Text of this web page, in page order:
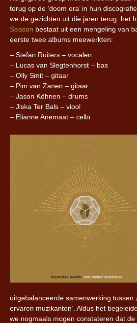
terug op de ‘doom era’ in hun
we de gezichten uit die jaren terug: het
Season bestaat uit een mengeling van
eerste twee albums meewerkten:
– Stefan Ruiters – vocalen
– Lucas van Slegtenhorst – bas
– Olly Smit – gitaar
– Pim van Zanen – gitaar
– Jason Köhnen – drums
– Jiska Ter Bals – viool
– Elianne Anemaat – cello
uitgebalanceerde samenwerking tussen
ervaren muzikanten’. Aldus het
we nogmaals mogen constateren dat